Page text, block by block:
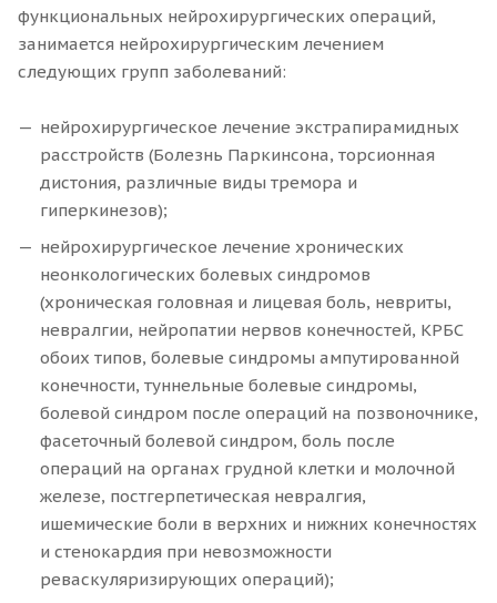
функциональных нейрохирургических операций,
занимается нейрохирургическим лечением
следующих групп заболеваний:
нейрохирургическое лечение экстрапирамидных
расстройств (Болезнь Паркинсона, торсионная
дистония, различные виды тремора и
гиперкинезов);
нейрохирургическое лечение хронических
неонкологических болевых синдромов
(хроническая головная и лицевая боль, невриты,
невралгии, нейропатии нервов конечностей, КРБС
обоих типов, болевые синдромы ампутированной
конечности, туннельные болевые синдромы,
болевой синдром после операций на позвоночнике,
фасеточный болевой синдром, боль после
операций на органах грудной клетки и молочной
железе, постгерпетическая невралгия,
ишемические боли в верхних и нижних конечностях
и стенокардия при невозможности
реваскуляризирующих операций);